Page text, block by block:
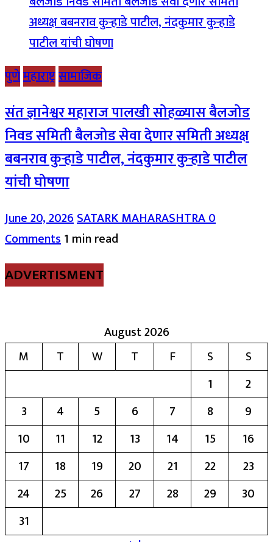
पुणेमहाराष्ट्रसामाजिक
संत ज्ञानेश्वर महाराज पालखी सोहळ्यास बैलजोड
निवड समिती बैलजोड सेवा देणार समिती अध्यक्ष
बबनराव कुऱ्हाडे पाटील, नंदकुमार कुऱ्हाडे पाटील
यांची घोषणा
June 20, 2026SATARK MAHARASHTRA0
Comments1 min read
ADVERTISMENT
August 2026
M
T W T F S
S
1
2
3
4 5 6 7 8
9
10
11 12 13 14 15
16
17
18 19 20 21 22
23
24
25 26 27 28 29
30
31